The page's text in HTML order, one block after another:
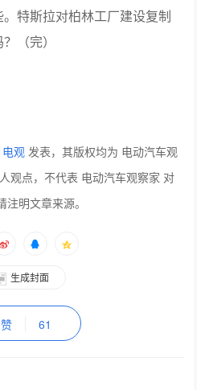
特斯拉对柏林工厂建设复制
（完）
电观 发表，其版权均为 电动汽车观
观点，不代表 电动汽车观察家 对
明文章来源。
生成封面
赞 61